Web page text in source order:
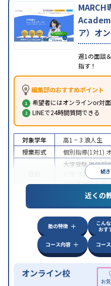
MARCH
ア）オ
週1の面談
指す！
編集部のおすすめポイント
希望者にはオンラインor対
LINEで24時間質問できる
続
対象学年 高1 ~ 3 浪人生
授業形式
個別指導(1対1)
大学受験医学部
学習習慣の
試対策学校別特
特徴
中高一貫校生に
学習にPC・
科目から受講可能
近くの
塾の特徴
こん
おす
コース内容
コー
オンライン校